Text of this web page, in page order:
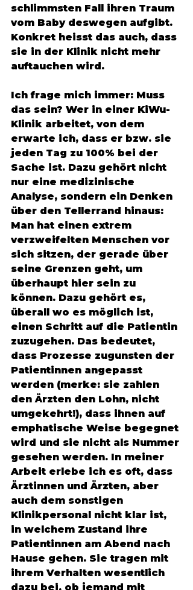
schlimmsten Fall ihren Traum
vom Baby deswegen aufgibt.
Konkret heisst das auch, dass
sie in der Klinik nicht mehr
auftauchen wird.
Ich frage mich immer: Muss
das sein? Wer in einer KiWu-
Klinik arbeitet, von dem
erwarte ich, dass er bzw. sie
jeden Tag zu 100% bei der
Sache ist. Dazu gehört nicht
nur eine medizinische
Analyse, sondern ein Denken
über den Tellerrand hinaus:
Man hat einen extrem
verzweifelten Menschen vor
sich sitzen, der gerade über
seine Grenzen geht, um
überhaupt hier sein zu
können. Dazu gehört es,
überall wo es möglich ist,
einen Schritt auf die Patientin
zuzugehen. Das bedeutet,
dass Prozesse zugunsten der
Patientinnen angepasst
werden (merke: sie zahlen
den Ärzten den Lohn, nicht
umgekehrt!), dass ihnen auf
emphatische Weise begegnet
wird und sie nicht als Nummer
gesehen werden. In meiner
Arbeit erlebe ich es oft, dass
Ärztinnen und Ärzten, aber
auch dem sonstigen
Klinikpersonal nicht klar ist,
in welchem Zustand ihre
Patientinnen am Abend nach
Hause gehen. Sie tragen mit
ihrem Verhalten wesentlich
dazu bei, ob jemand mit